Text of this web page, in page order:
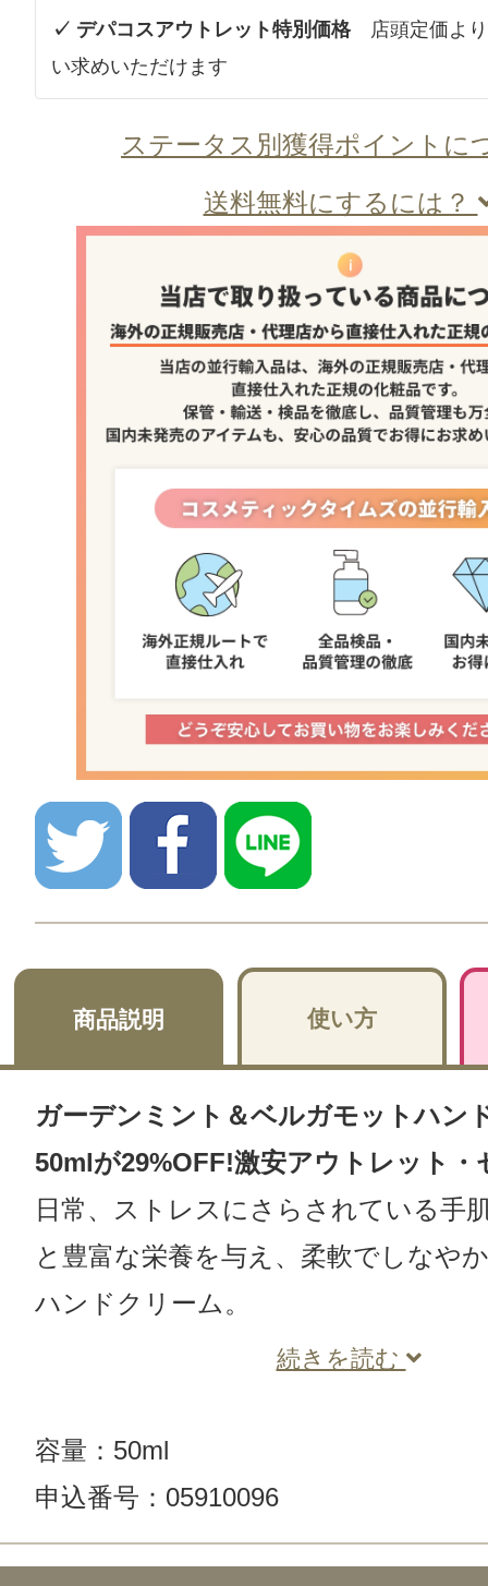
✓ デパコスアウトレット特別価格店頭定価より
い求めいただけます
ステータス別獲得ポイントに
送料無料にするには？
商品説明 使い方
ガーデンミント＆ベルガモットハン
50mlが29%OFF!激安アウトレット・
日常、ストレスにさらされている手
と豊富な栄養を与え、柔軟でしなや
ハンドクリーム。
続きを読む
容量：50ml
申込番号：05910096
この商品のクチコミ